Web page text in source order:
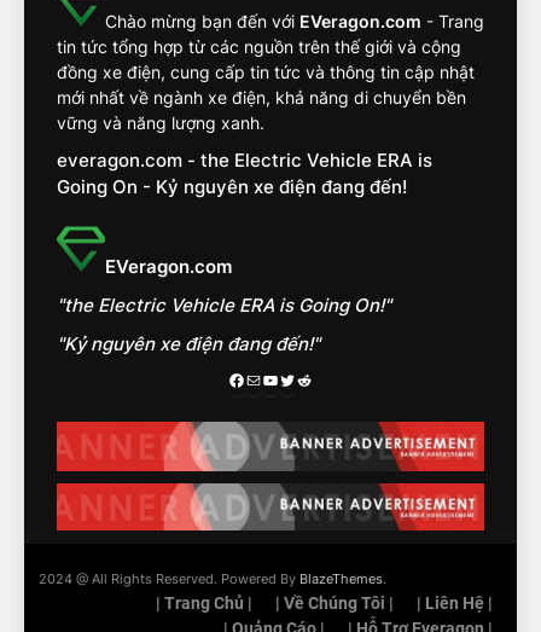
đối về an toàn trên VinFast
VF8
ĐÁNH GIÁ XE
14
VinFast VF7 đang bỏ xa
như thế nào?
ĐÁNH GIÁ XE
15
‘cảnh vệ’ ADAS, ‘trợ lý’ ViVi
trên ngàn dặm đường
CÔNG NGHỆ AI, TỰ LÁI, ADAS,
ROBOTAXI
ĐÁNH GIÁ XE
Chọn VinFast VF8 hay Santa
Fe, Fortuner ?
ĐÁNH GIÁ XE
Đánh giá nhanh Vinfast VF5
vừa ra mắt tại Việt Nam – có
Chào mừng bạn đến với EVeragon.com - Trang
tin tức tổng hợp từ các nguồn trên thế giới và cộng
đồng xe điện, cung cấp tin tức và thông tin cập nhật
mới nhất về ngành xe điện, khả năng di chuyển bền
vững và năng lượng xanh.
everagon.com - the Electric Vehicle ERA is
Going On - Kỷ nguyên xe điện đang đến!
EVeragon.com
"the Electric Vehicle ERA is Going On!"
"Kỷ nguyên xe điện đang đến!"
Facebook
MailYoutube
Twitter
2024 @ All Rights Reserved. Powered By BlazeThemes.
| Trang Chủ | | Về Chúng Tôi |
| Liên Hệ |
| Quảng Cáo |
| Hỗ Trợ Everagon |